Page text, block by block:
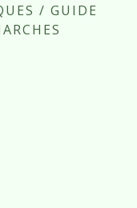
/ GUIDE